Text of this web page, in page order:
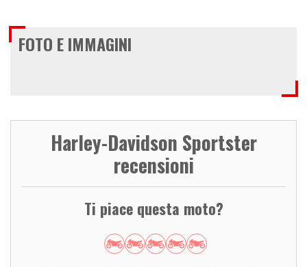
FOTO E IMMAGINI
Harley-Davidson Sportster
recensioni
Ti piace questa moto?